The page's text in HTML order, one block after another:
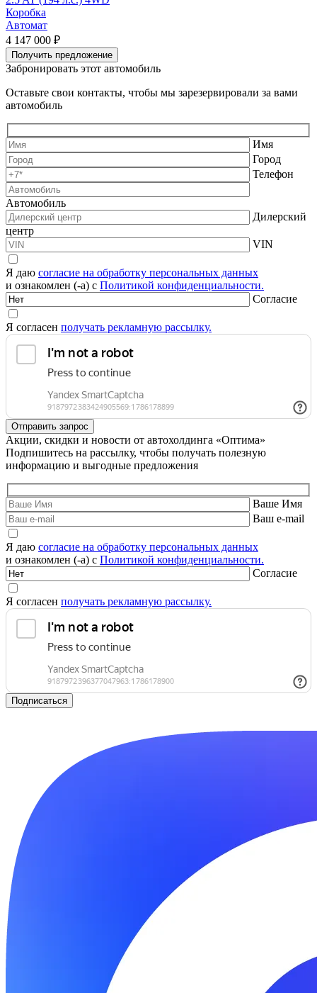
Коробка
Автомат
4 147 000 ₽
Получить предложение
Забронировать этот автомобиль
Оставьте свои контакты, чтобы мы зарезервировали за вами
автомобиль
Имя
Город
Телефон
Автомобиль
Дилерский
центр
VIN
Я даю согласие на обработку персональных данных
и ознакомлен (-а) с Политикой конфиденциальности.
Согласие
Я согласен получать рекламную рассылку.
Акции, скидки и новости от автохолдинга «Оптима»
Подпишитесь на рассылку, чтобы получать полезную
информацию и выгодные предложения
Ваше Имя
Ваш e-mail
Я даю согласие на обработку персональных данных
и ознакомлен (-а) с Политикой конфиденциальности.
Согласие
Я согласен получать рекламную рассылку.